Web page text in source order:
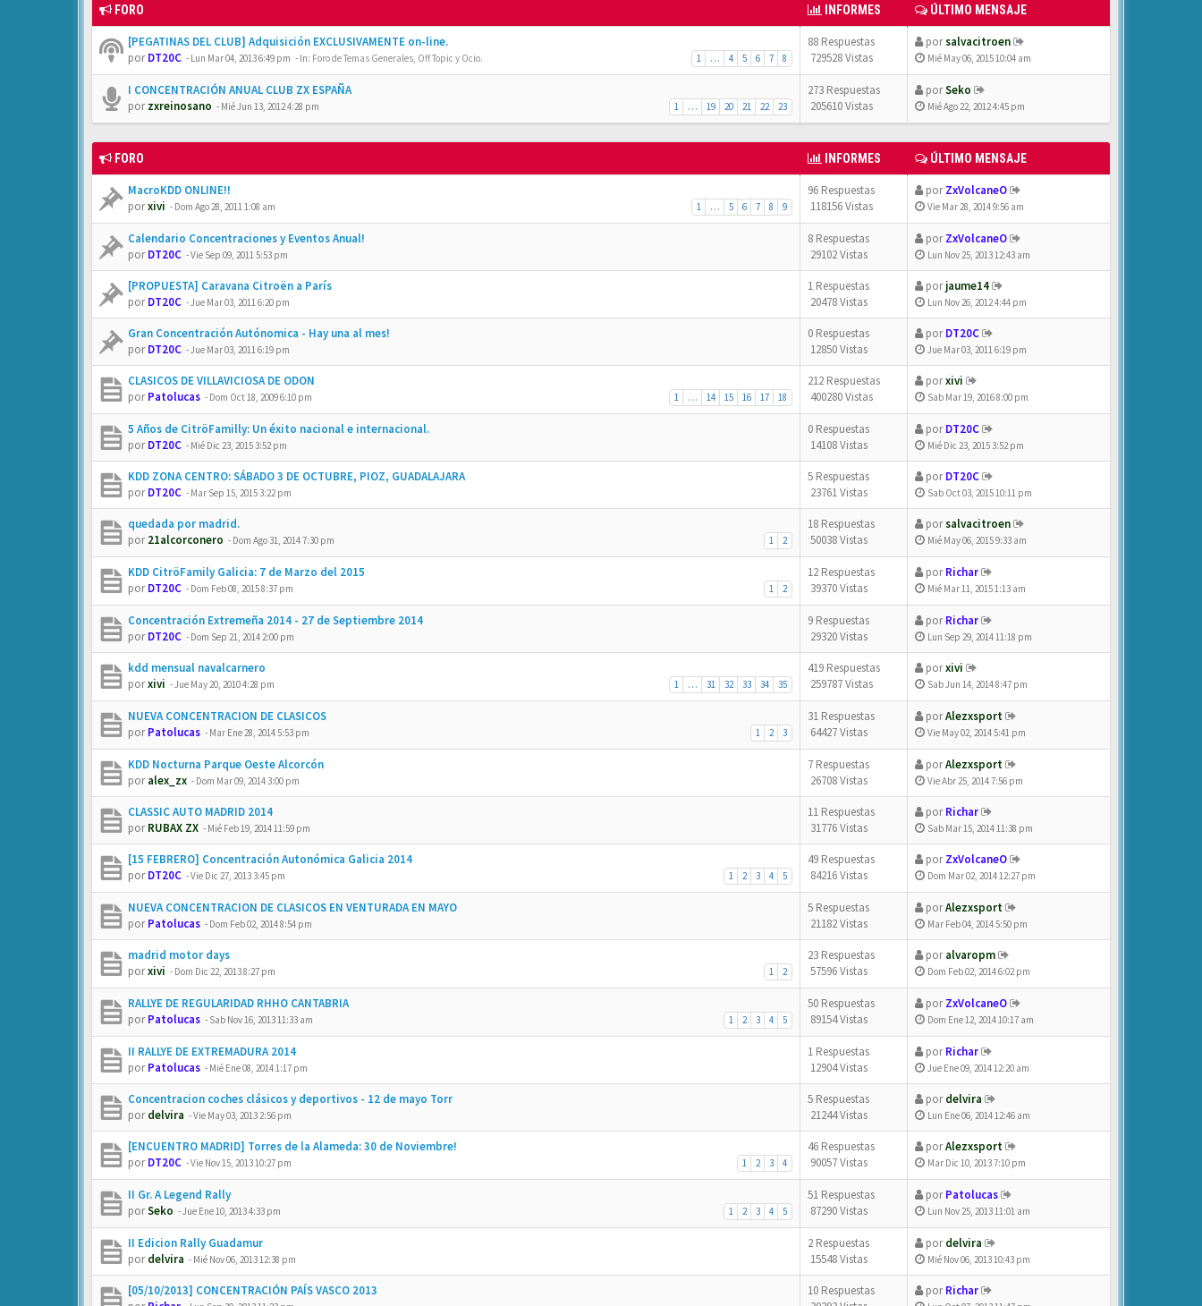
FORO INFORMES ÚLTIMO MENSAJE
[PEGATINAS DEL CLUB] Adquisición EXCLUSIVAMENTE on-line.
1 … 4 5 6 7 8
porDT20C - Lun Mar 04, 2013 6:49 pm - In: Foro de Temas Generales, Off Topic y Ocio.
88 Respuestas
729528 Vistas
porsalvacitroen
Mié May 06, 2015 10:04 am
I CONCENTRACIÓN ANUAL CLUB ZX ESPAÑA
1 … 19 20 21 22 23
porzxreinosano - Mié Jun 13, 2012 4:28 pm
273 Respuestas
205610 Vistas
porSeko
Mié Ago 22, 2012 4:45 pm
FORO INFORMES ÚLTIMO MENSAJE
MacroKDD ONLINE!!
1 … 5 6 7 8 9
porxivi - Dom Ago 28, 2011 1:08 am
96 Respuestas
118156 Vistas
porZxVolcaneO
Vie Mar 28, 2014 9:56 am
Calendario Concentraciones y Eventos Anual!
porDT20C -Vie Sep 09, 2011 5:53 pm
8 Respuestas
29102 Vistas
porZxVolcaneO
Lun Nov 25, 2013 12:43 am
[PROPUESTA] Caravana Citroën a París
porDT20C -Jue Mar 03, 2011 6:20 pm
1 Respuestas
20478 Vistas
porjaume14
Lun Nov 26, 2012 4:44 pm
Gran Concentración Autónomica - Hay una al mes!
porDT20C -Jue Mar 03, 2011 6:19 pm
0 Respuestas
12850 Vistas
porDT20C
Jue Mar 03, 2011 6:19 pm
CLASICOS DE VILLAVICIOSA DE ODON
1 … 14 15 16 17 18
porPatolucas - Dom Oct 18, 2009 6:10 pm
212 Respuestas
400280 Vistas
porxivi
Sab Mar 19, 2016 8:00 pm
5 Años de CitröFamilly: Un éxito nacional e internacional.
porDT20C - Mié Dic 23, 2015 3:52 pm
0 Respuestas
14108 Vistas
porDT20C
Mié Dic 23, 2015 3:52 pm
KDD ZONA CENTRO: SÁBADO 3 DE OCTUBRE, PIOZ, GUADALAJARA
porDT20C - Mar Sep 15, 2015 3:22 pm
5 Respuestas
23761 Vistas
porDT20C
Sab Oct 03, 2015 10:11 pm
quedada por madrid.
1 2
por21alcorconero - Dom Ago 31, 2014 7:30 pm
18 Respuestas
50038 Vistas
porsalvacitroen
Mié May 06, 2015 9:33 am
KDD CitröFamily Galicia: 7 de Marzo del 2015
1 2
porDT20C - Dom Feb 08, 2015 8:37 pm
12 Respuestas
39370 Vistas
porRichar
Mié Mar 11, 2015 1:13 am
Concentración Extremeña 2014 - 27 de Septiembre 2014
porDT20C - Dom Sep 21, 2014 2:00 pm
9 Respuestas
29320 Vistas
porRichar
Lun Sep 29, 2014 11:18 pm
kdd mensual navalcarnero
1 … 31 32 33 34 35
porxivi -Jue May 20, 2010 4:28 pm
419 Respuestas
259787 Vistas
porxivi
Sab Jun 14, 2014 8:47 pm
NUEVA CONCENTRACION DE CLASICOS
1 2 3
porPatolucas - Mar Ene 28, 2014 5:53 pm
31 Respuestas
64427 Vistas
porAlezxsport
Vie May 02, 2014 5:41 pm
KDD Nocturna Parque Oeste Alcorcón
poralex_zx - Dom Mar 09, 2014 3:00 pm
7 Respuestas
26708 Vistas
porAlezxsport
Vie Abr 25, 2014 7:56 pm
CLASSIC AUTO MADRID 2014
porRUBAX ZX - Mié Feb 19, 2014 11:59 pm
11 Respuestas
31776 Vistas
porRichar
Sab Mar 15, 2014 11:38 pm
[15 FEBRERO] Concentración Autonómica Galicia 2014
1 2 3 4 5
porDT20C -Vie Dic 27, 2013 3:45 pm
49 Respuestas
84216 Vistas
porZxVolcaneO
Dom Mar 02, 2014 12:27 pm
NUEVA CONCENTRACION DE CLASICOS EN VENTURADA EN MAYO
porPatolucas - Dom Feb 02, 2014 8:54 pm
5 Respuestas
21182 Vistas
porAlezxsport
Mar Feb 04, 2014 5:50 pm
madrid motor days
1 2
porxivi - Dom Dic 22, 2013 8:27 pm
23 Respuestas
57596 Vistas
poralvaropm
Dom Feb 02, 2014 6:02 pm
RALLYE DE REGULARIDAD RHHO CANTABRIA
1 2 3 4 5
porPatolucas - Sab Nov 16, 2013 11:33 am
50 Respuestas
89154 Vistas
porZxVolcaneO
Dom Ene 12, 2014 10:17 am
II RALLYE DE EXTREMADURA 2014
porPatolucas - Mié Ene 08, 2014 1:17 pm
1 Respuestas
12904 Vistas
porRichar
Jue Ene 09, 2014 12:20 am
Concentracion coches clásicos y deportivos - 12 de mayo Torr
pordelvira -Vie May 03, 2013 2:56 pm
5 Respuestas
21244 Vistas
pordelvira
Lun Ene 06, 2014 12:46 am
[ENCUENTRO MADRID] Torres de la Alameda: 30 de Noviembre!
1 2 3 4
porDT20C -Vie Nov 15, 2013 10:27 pm
46 Respuestas
90057 Vistas
porAlezxsport
Mar Dic 10, 2013 7:10 pm
II Gr. A Legend Rally
1 2 3 4 5
porSeko -Jue Ene 10, 2013 4:33 pm
51 Respuestas
87290 Vistas
porPatolucas
Lun Nov 25, 2013 11:01 am
II Edicion Rally Guadamur
pordelvira - Mié Nov 06, 2013 12:38 pm
2 Respuestas
15548 Vistas
pordelvira
Mié Nov 06, 2013 10:43 pm
[05/10/2013] CONCENTRACIÓN PAÍS VASCO 2013
10 Respuestas
porRichar